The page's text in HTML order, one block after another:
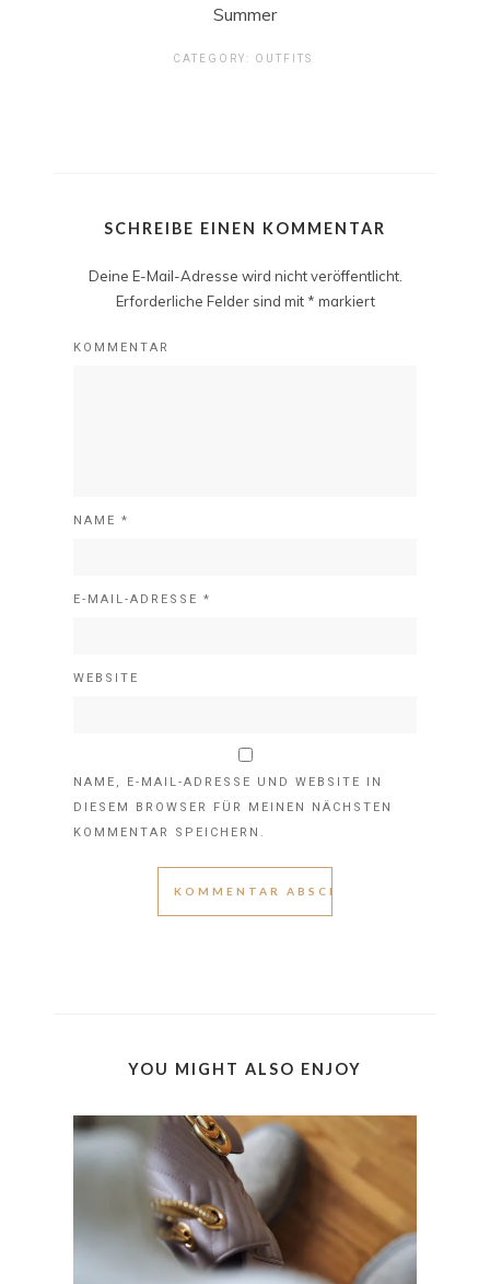
Summer
CATEGORY: OUTFITS
SCHREIBE EINEN KOMMENTAR
Deine E-Mail-Adresse wird nicht veröffentlicht.
Erforderliche Felder sind mit * markiert
KOMMENTAR
NAME *
E-MAIL-ADRESSE *
WEBSITE
NAME, E-MAIL-ADRESSE UND WEBSITE IN
DIESEM BROWSER FÜR MEINEN NÄCHSTEN
KOMMENTAR SPEICHERN.
YOU MIGHT ALSO ENJOY